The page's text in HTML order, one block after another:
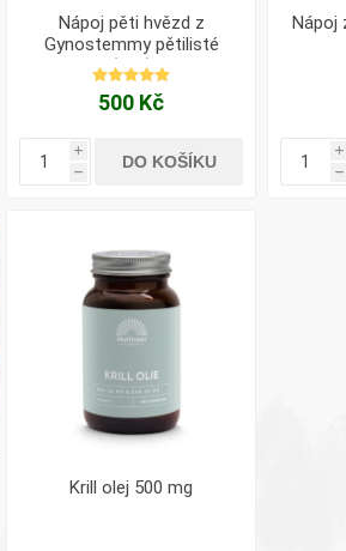
Nápoj pěti hvězd z
Gynostemmy pětilisté
(850)
500 Kč
i
h
DO KOŠÍKU
Nápoj
i
h
Krill olej 500 mg